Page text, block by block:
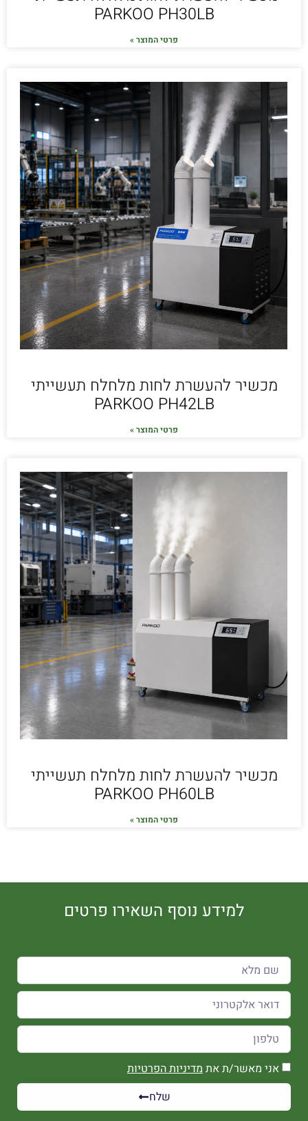
PARKOO PH30LB
פרטי המוצר »
מכשיר להעשרת לחות מלחלח תעשייתי
PARKOO PH42LB
פרטי המוצר »
מכשיר להעשרת לחות מלחלח תעשייתי
PARKOO PH60LB
פרטי המוצר »
למידע נוסף השאירו פרטים
אני מאשר/ת את מדיניות הפרטיות
שלח